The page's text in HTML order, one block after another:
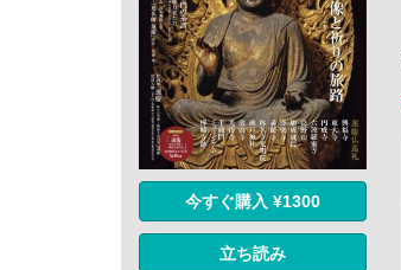
今すぐ購入 ¥1300
立ち読み